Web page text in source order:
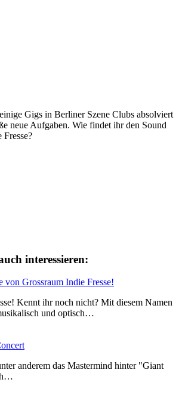
Gigs in Berliner Szene Clubs absolviert
neue Aufgaben. Wie findet ihr den Sound
interessieren:
von Grossraum Indie Fresse!
Kennt ihr noch nicht? Mit diesem Namen
und optisch…
anderem das Mastermind hinter "Giant